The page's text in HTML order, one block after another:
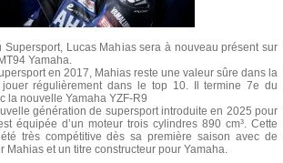
Supersport, Lucas Mahias sera à nouveau présent sur
Yamaha.
en 2017, Mahias reste une valeur sûre dans la
régulièrement dans le top 10. Il termine 7e du
la nouvelle Yamaha YZF-R9
génération de supersport introduite en 2025 pour
équipée d’un moteur trois cylindres 890 cm³. Cette
très compétitive dès sa première saison avec de
Mahias et un titre constructeur pour Yamaha.